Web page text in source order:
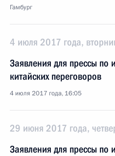
Гамбург
4 июля 2017 года,
Заявления для прессы по
китайских переговоров
4 июля 2017 года, 16:05
29 июня 2017 года,
Заявления для прессы по